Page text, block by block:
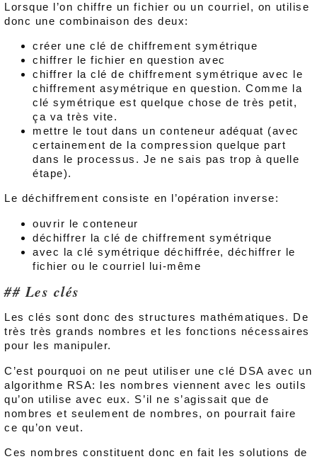
Lorsque l’on chiffre un fichier ou un courriel, on utilise
donc une combinaison des deux:
créer une clé de chiffrement symétrique
chiffrer le fichier en question avec
chiffrer la clé de chiffrement symétrique avec le
chiffrement asymétrique en question. Comme la
clé symétrique est quelque chose de très petit,
ça va très vite.
mettre le tout dans un conteneur adéquat (avec
certainement de la compression quelque part
dans le processus. Je ne sais pas trop à quelle
étape).
Le déchiffrement consiste en l’opération inverse:
ouvrir le conteneur
déchiffrer la clé de chiffrement symétrique
avec la clé symétrique déchiffrée, déchiffrer le
fichier ou le courriel lui-même
Les clés
Les clés sont donc des structures mathématiques. De
très très grands nombres et les fonctions nécessaires
pour les manipuler.
C’est pourquoi on ne peut utiliser une clé DSA avec un
algorithme RSA: les nombres viennent avec les outils
qu’on utilise avec eux. S’il ne s’agissait que de
nombres et seulement de nombres, on pourrait faire
ce qu’on veut.
Ces nombres constituent donc en fait les solutions de